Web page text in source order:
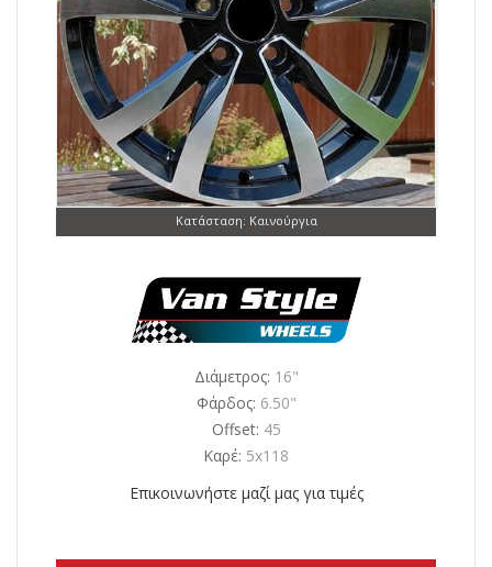
Κατάσταση: Καινούργια
Διάμετρος: 16"
Φάρδος: 6.50"
Offset: 45
Καρέ: 5x118
Επικοινωνήστε μαζί μας για τιμές